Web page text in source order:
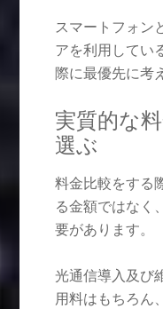
スマートフォン
アを利用してい
際に最優先に考
実質的な
選ぶ
料金比較をする
る金額ではなく
要があります。
光通信導入及び
用料はもちろん